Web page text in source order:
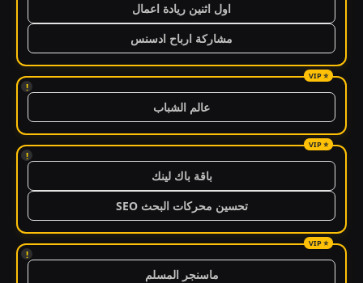
اول اثنين ريادة اعمال
مشاركة ارباح ادسنس
!
عالم الشباب
!
باقة باك لينك
تحسين محركات البحث SEO
!
ماسنجر المسلم